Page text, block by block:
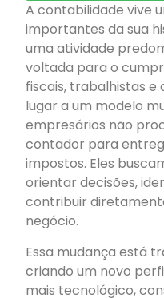
A contabilidade vive
importantes da sua
uma atividade
voltada para o
fiscais, trabalhistas e
lugar a um modelo
empresários não
contador para
impostos. Eles
orientar decisões,
contribuir
negócio.
Essa mudança está
criando um novo
mais tecnológico,